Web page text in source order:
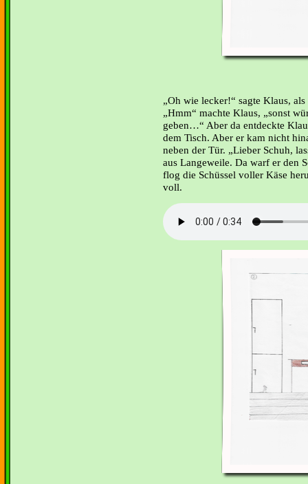
Oh wie lecker!“ sagte Klaus,
Hmm“ machte Klaus, „sonst
geben…“ Aber da entdeckte
dem Tisch. Aber er kam nicht
neben der Tür. „Lieber Schuh,
aus Langeweile. Da warf er den
flog die Schüssel voller Käse
voll.